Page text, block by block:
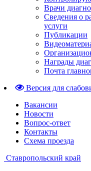
Врачи
Сведения о
услуги
Публикации
Награды
Почта
Версия для
Вакансии
Новости
Вопрос-ответ
Контакты
Схема проезда
Ставропольский край